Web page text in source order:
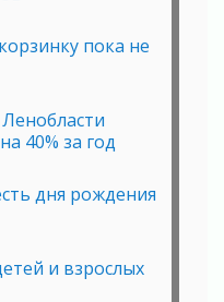
пока не
40% за год
дня рождения
и взрослых